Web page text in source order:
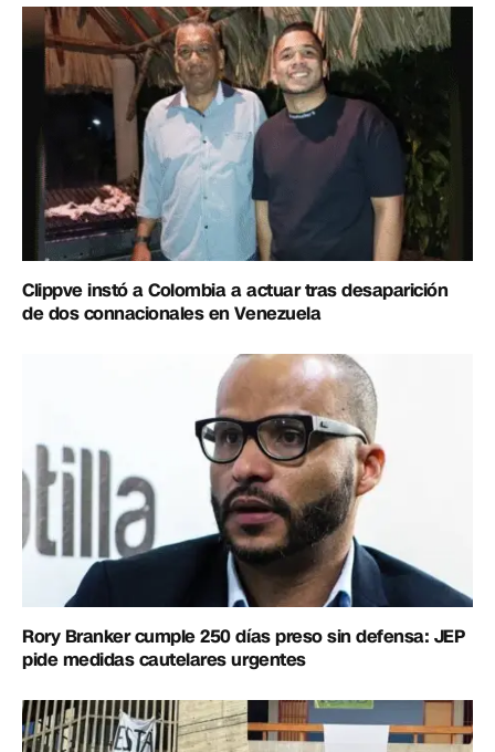
Clippve instó a Colombia a actuar tras desaparición
de dos connacionales en Venezuela
Rory Branker cumple 250 días preso sin defensa: JEP
pide medidas cautelares urgentes